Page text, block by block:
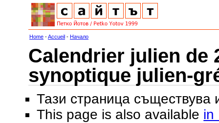
Home -Accueil - Начало
Calendrier julien de
synoptique julien-
Тази страница съществува
This page is also available in